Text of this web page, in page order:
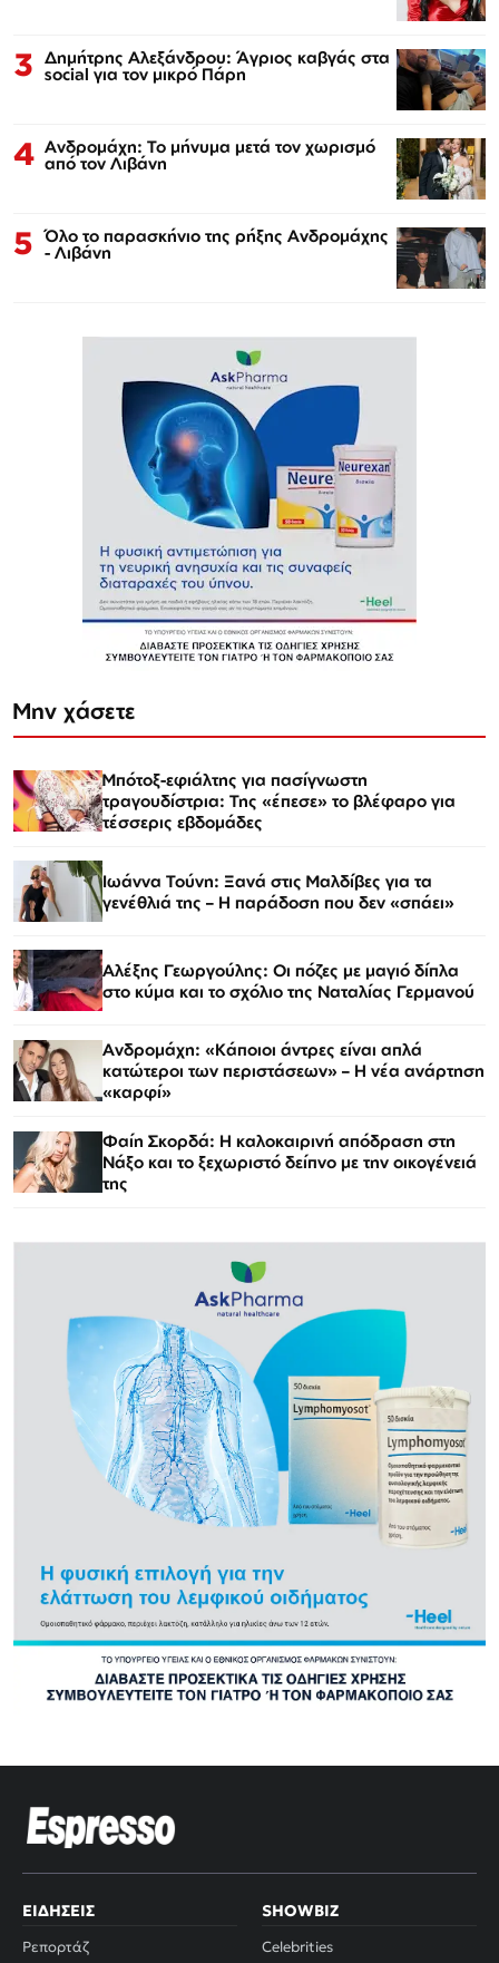
3 Δημήτρης Αλεξάνδρου: Άγριος καβγάς στα
social για τον μικρό Πάρη
4 Ανδρομάχη: Το μήνυμα μετά τον χωρισμό
από τον Λιβάνη
5 Όλο το παρασκήνιο της ρήξης Ανδρομάχης
- Λιβάνη
Μην χάσετε
Μπότοξ-εφιάλτης για πασίγνωστη
τραγουδίστρια: Της «έπεσε» το βλέφαρο για
τέσσερις εβδομάδες
Ιωάννα Τούνη: Ξανά στις Μαλδίβες για τα
γενέθλιά της – Η παράδοση που δεν «σπάει»
Αλέξης Γεωργούλης: Οι πόζες με μαγιό δίπλα
στο κύμα και το σχόλιο της Ναταλίας Γερμανού
Ανδρομάχη: «Κάποιοι άντρες είναι απλά
κατώτεροι των περιστάσεων» – Η νέα ανάρτηση
«καρφί»
Φαίη Σκορδά: Η καλοκαιρινή απόδραση στη
Νάξο και το ξεχωριστό δείπνο με την οικογένειά
της
ΕΙΔΉΣΕΙΣ
Ρεπορτάζ
SHOWBIZ
Celebrities